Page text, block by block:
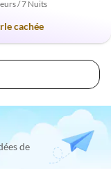
/ 7 Nuits
cachée
de